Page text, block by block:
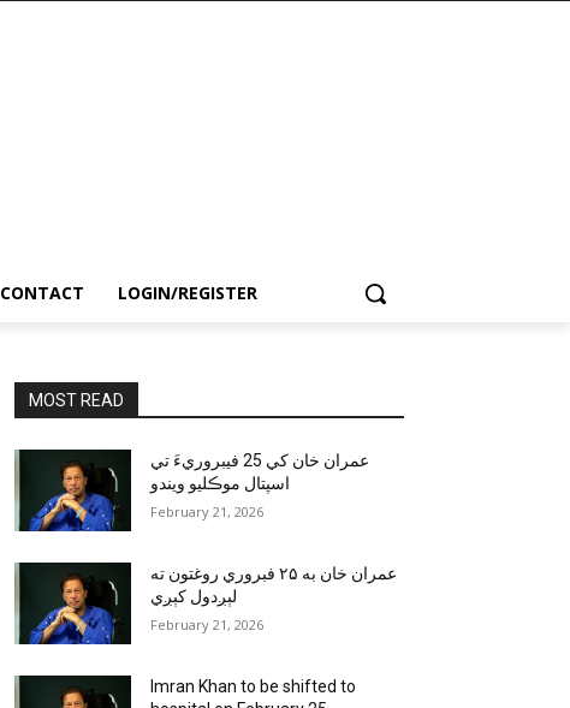
CONTACT LOGIN/REGISTER
MOST READ
عمران خان کي 25 فيبروريءَ تي
اسپتال موڪليو ويندو
February 21, 2026
عمران خان به ۲۵ فبروري روغتون ته
لېږدول کېږي
February 21, 2026
Imran Khan to be shifted to